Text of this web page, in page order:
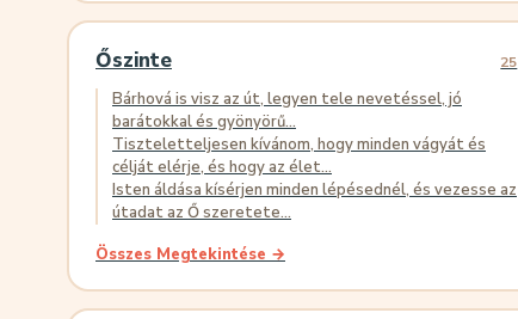
Őszinte 25
Bárhová is visz az út, legyen tele nevetéssel, jó
barátokkal és gyönyörű...
Tiszteletteljesen kívánom, hogy minden vágyát és
célját elérje, és hogy az élet...
Isten áldása kísérjen minden lépésednél, és vezesse az
útadat az Ő szeretete...
Összes Megtekintése →